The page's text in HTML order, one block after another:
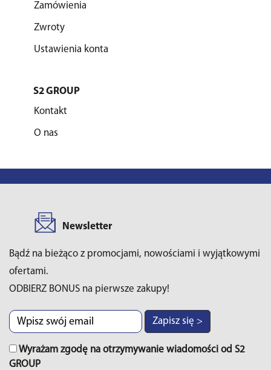
Zamówienia
Zwroty
Ustawienia konta
S2 GROUP
Kontakt
O nas
Newsletter
Bądź na bieżąco z promocjami, nowościami i wyjątkowymi
ofertami.
ODBIERZ BONUS na pierwsze zakupy!
Zapisz się >
Wyrażam zgodę na otrzymywanie wiadomości od S2
GROUP